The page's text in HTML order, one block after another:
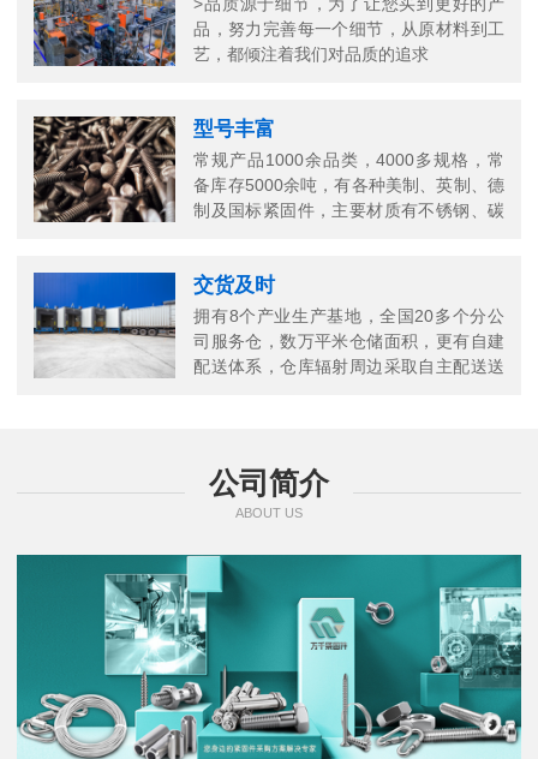
品，努力完善每一个细节，从原材料到工
艺，都倾注着我们对品质的追求
型号丰富
常规产品1000余品类，4000多规格，常
备库存5000余吨，有各种美制、英制、德
制及国标紧固件，主要材质有不锈钢、碳
交货及时
拥有8个产业生产基地，全国20多个分公
司服务仓，数万平米仓储面积，更有自建
配送体系，仓库辐射周边采取自主配送送
公司简介
ABOUT US